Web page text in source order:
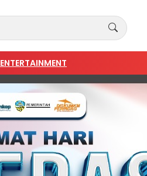
ENTERTAINMENT